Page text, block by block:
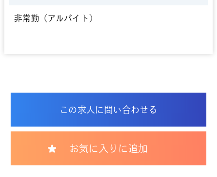
非常勤（アルバイト）
この求人に問い合わせる
お気に入りに追加